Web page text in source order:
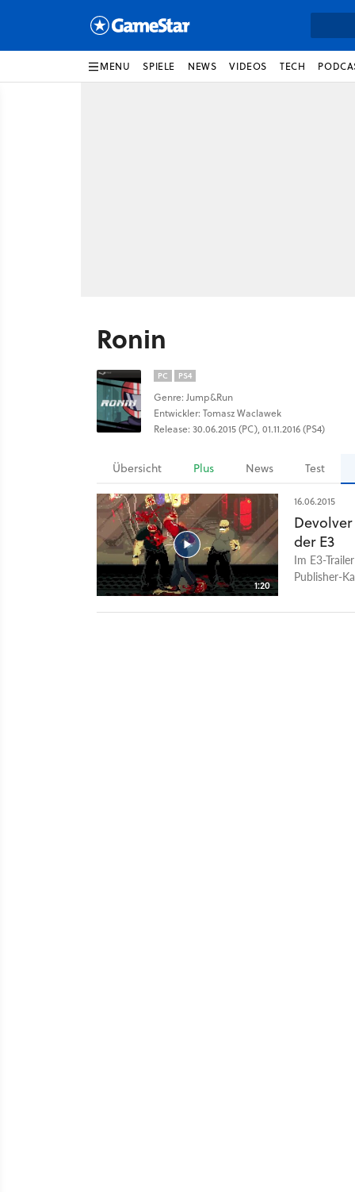
MENU SPIELE NEWS VIDEOS TECH
Ronin
PC PS4
Genre: Jump&Run
Entwickler: Tomasz Waclawek
Release: 30.06.2015 (PC), 01.11.2016 (PS4)
Übersicht Plus News Test
1:20
16.06.2015
der E3
Im E3-
Publisher-